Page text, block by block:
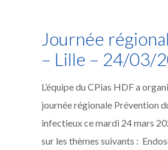
Journée
– Lille – 24/03/
L’équipe du CPias HDF a
journée régionale Prévention
infectieux ce mardi 24 mars
sur les thèmes suivants :